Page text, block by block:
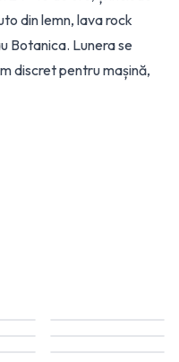
din lemn, lava rock
Botanica. Lunera se
discret pentru mașină,